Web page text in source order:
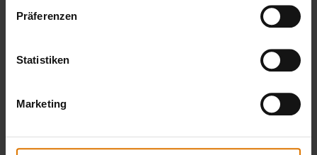
Präferenzen
Statistiken
Marketing